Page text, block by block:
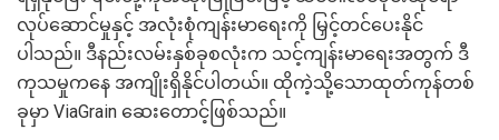
လုပ်ဆောင်မှုနှင့် အလုံးစုံကျန်းမာရေးကို မြှင့်တင်ပေးနိုင်
ပါသည်။ ဒီနည်းလမ်းနှစ်ခုစလုံးက သင့်ကျန်းမာရေးအတွက် ဒီ
ကုသမှုကနေ အကျိုးရှိနိုင်ပါတယ်။ ထိုကဲ့သို့သောထုတ်ကုန်တစ်
ခုမှာ ViaGrain ဆေးတောင့်ဖြစ်သည်။